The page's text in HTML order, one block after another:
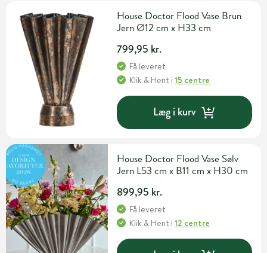
House Doctor Flood Vase Brun
Jern Ø12 cm x H33 cm
799,95 kr.
Få leveret
Klik & Hent i15 centre
Læg i kurv
House Doctor Flood Vase Sølv
Jern L53 cm x B11 cm x H30 cm
899,95 kr.
Få leveret
Klik & Hent i12 centre